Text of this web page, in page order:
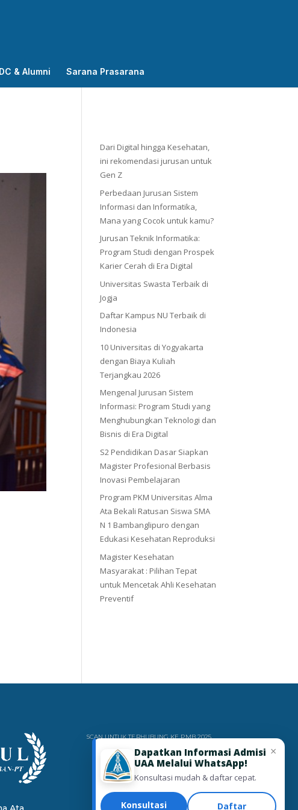
& Alumni Sarana Prasarana
Dari Digital hingga Kesehatan,
ini rekomendasi jurusan untuk
Gen Z
Perbedaan Jurusan Sistem
Informasi dan Informatika,
Mana yang Cocok untuk kamu?
Jurusan Teknik Informatika:
Program Studi dengan Prospek
Karier Cerah di Era Digital
Universitas Swasta Terbaik di
Jogja
Daftar Kampus NU Terbaik di
Indonesia
10 Universitas di Yogyakarta
dengan Biaya Kuliah
Terjangkau 2026
Mengenal Jurusan Sistem
Informasi: Program Studi yang
Menghubungkan Teknologi dan
Bisnis di Era Digital
S2 Pendidikan Dasar Siapkan
Magister Profesional Berbasis
Inovasi Pembelajaran
Program PKM Universitas Alma
Ata Bekali Ratusan Siswa SMA
N 1 Bambanglipuro dengan
Edukasi Kesehatan Reproduksi
Magister Kesehatan
Masyarakat : Pilihan Tepat
untuk Mencetak Ahli Kesehatan
Preventif
SCAN UNTUK TERHUBUNG KE PMB 2025
×
Dapatkan Informasi Admisi
UAA Melalui WhatsApp!
Konsultasi mudah & daftar cepat.
Konsultasi Daftar